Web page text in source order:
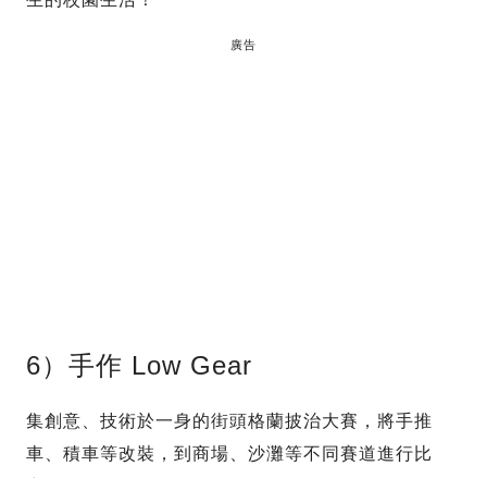
廣告
6）手作 Low Gear
集創意、技術於一身的街頭格蘭披治大賽，將手推
車、積車等改裝，到商場、沙灘等不同賽道進行比